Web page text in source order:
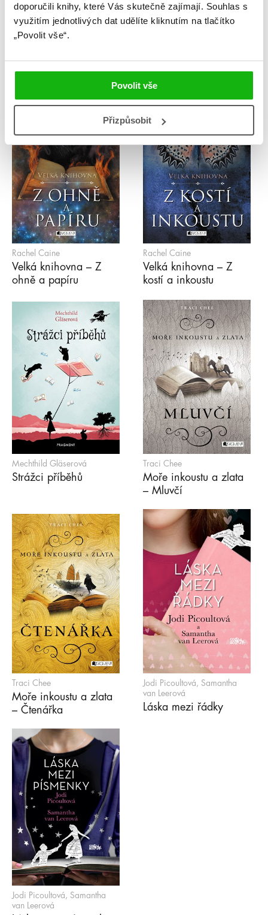
doporučili knihy, které Vás skutečně zajímají. Souhlas s
využitím jednotlivých dat udělíte kliknutím na tlačítko
„Povolit vše“.
Povolit vše
Přizpůsobit
Kai Meyer
krve
Rachel Caine
Velká knihovna – Z
ohně a papíru
Rachel Caine
Velká knihovna – Z
kostí a inkoustu
Mechthild Gläserová
Strážci příběhů
Traci Chee
Moře inkoustu a zlata
– Mluvčí
Traci Chee
Moře inkoustu a zlata
– Čtenářka
Jodi Picoultová, Samantha
van Leerová
Láska mezi řádky
Jodi Picoultová, Samantha
van Leerová